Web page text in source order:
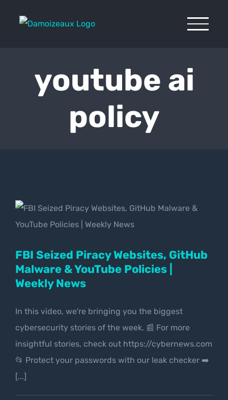
youtube ai
policy
FBI Seized Piracy Websites,
GitHub Malware & YouTube
FBI Seized Piracy Websites, GitHub
Malware & YouTube Policies |
Weekly News
In this video, we're bringing you the biggest
cybersecurity stories of the week. 📰 For more
insightful stories, check out https://cybernews.com
📂 Protect your passwords with our leak checker ➡️
[...]